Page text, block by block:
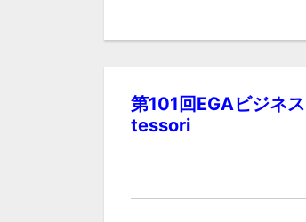
第101回EGAビジネ
tessori